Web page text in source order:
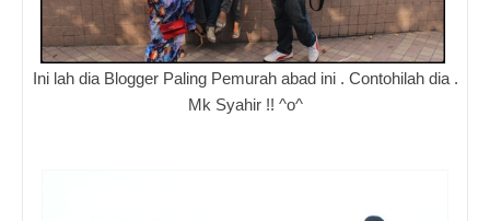
Ini lah dia Blogger Paling Pemurah abad ini . Contohilah dia .
Mk Syahir !! ^o^